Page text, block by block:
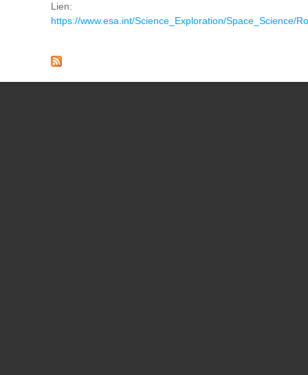
Lien:
https://www.esa.int/Science_Exploration/Space_Science/